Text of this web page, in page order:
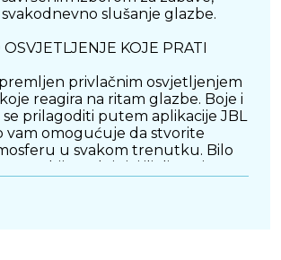
slušanje glazbe.
KOJE PRATI
privlačnim osvjetljenjem
reagira na ritam glazbe. Boje i
prilagoditi putem aplikacije JBL
vam omogućuje da stvorite
u svakom trenutku. Bilo